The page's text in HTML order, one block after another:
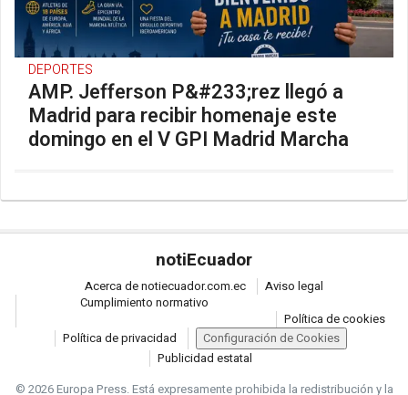
DEPORTES
AMP. Jefferson P&#233;rez llegó a
Madrid para recibir homenaje este
domingo en el V GPI Madrid Marcha
notiEcuador
Acerca de notiecuador.com.ec
Aviso legal
Cumplimiento normativo
Política de cookies
Política de privacidad
Configuración de Cookies
Publicidad estatal
© 2026 Europa Press.Está expresamente prohibida la redistribución y la